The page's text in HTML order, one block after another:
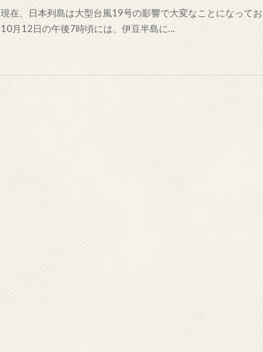
現在、日本列島は大型台風19号の影響で大変なことになってお
10月12日の午後7時頃には、伊豆半島に…